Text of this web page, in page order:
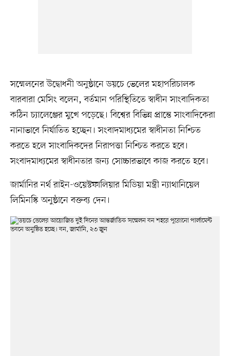
সম্মেলনের উদ্বোধনী অনুষ্ঠানে ডয়চে ভেলের মহাপরিচালক
বারবারা মেসিং বলেন, বর্তমান পরিস্থিতিতে স্বাধীন সাংবাদিকতা
কঠিন চ্যালেঞ্জের মুখে পড়েছে। বিশ্বের বিভিন্ন প্রান্তে সাংবাদিকেরা
নানাভাবে নির্যাতিত হচ্ছেন। সংবাদমাধ্যমের স্বাধীনতা নিশ্চিত
করতে হলে সাংবাদিকদের নিরাপত্তা নিশ্চিত করতে হবে।
সংবাদমাধ্যমের স্বাধীনতার জন্য সোচ্চারভাবে কাজ করতে হবে।
জার্মানির নর্থ রাইন-ওয়েস্টফালিয়ার মিডিয়া মন্ত্রী ন্যাথানিয়েল
লিমিনস্কি অনুষ্ঠানে বক্তব্য দেন।